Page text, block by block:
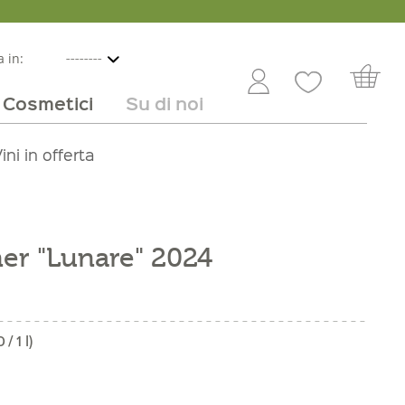
in:
Cosmetici Su di noi
Frutta e verdura
in offerta
Rivenditori
"Lunare" 2024
/ 1 l)